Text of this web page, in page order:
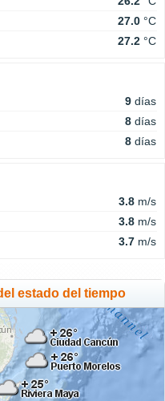
27.0 °C
27.2 °C
9 días
8 días
8 días
3.8 m/s
3.8 m/s
3.7 m/s
estado del tiempo